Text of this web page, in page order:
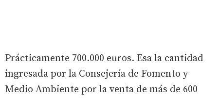
Prácticamente 700.000 euros. Esa la cantidad
ingresada por la Consejería de Fomento y
Medio Ambiente por la venta de más de 600